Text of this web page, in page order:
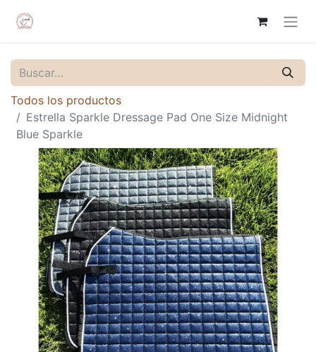
Todos los productos
Estrella Sparkle Dressage Pad One Size Midnight
Blue Sparkle